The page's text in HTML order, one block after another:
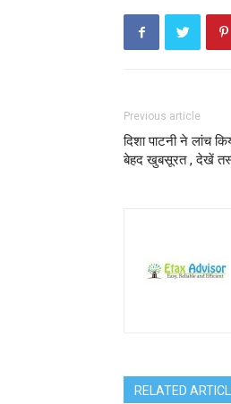
Previous article
दिशा पाटनी ने लांच
बेहद खुबसूरत , देखें
RELATED